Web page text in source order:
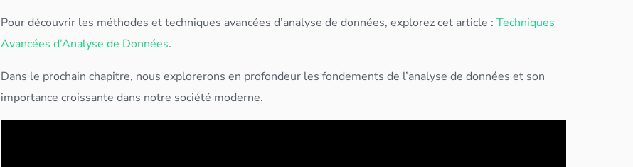
Pour découvrir les méthodes et techniques avancées d’analyse dedonnées, explorez cet article :Techniques
Avancées d’Analyse de Données.
Dans le prochain chapitre, nous explorerons en profondeur les fondements de l’analyse dedonnées et son
importance croissante dans notre société moderne.